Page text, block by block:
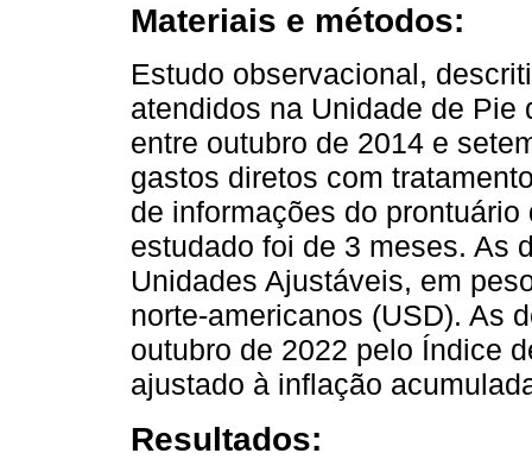
Materiais e métodos:
Estudo observacional,
atendidos na Unidade de
entre outubro de 2014 e
gastos diretos com
de informações do
estudado foi de 3 meses. As
Unidades Ajustáveis, em
norte-americanos (USD). As
outubro de 2022 pelo Índice
ajustado à inflação
Resultados: